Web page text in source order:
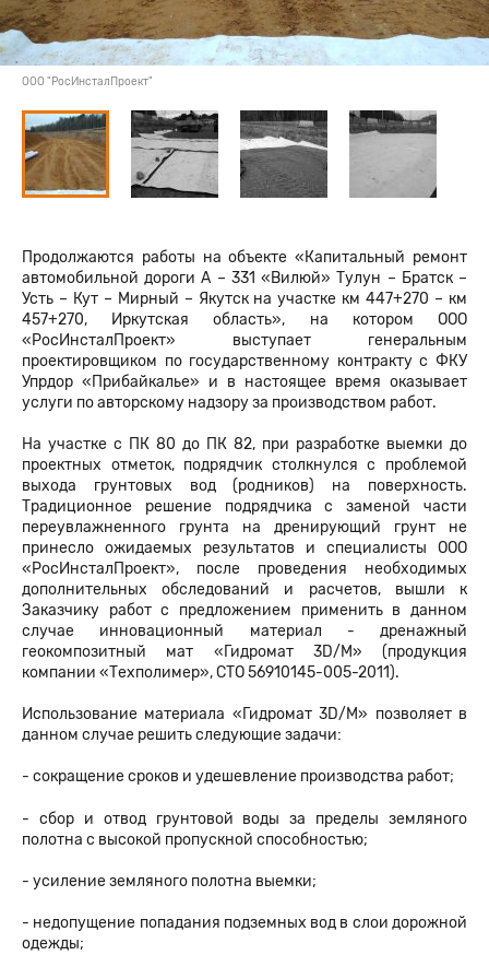
ООО "РосИнсталПроект"
Продолжаются работы на объекте «Капитальный ремонт
автомобильной дороги А – 331 «Вилюй» Тулун – Братск –
Усть – Кут – Мирный – Якутск на участке км 447+270 – км
457+270, Иркутская область», на котором ООО
«РосИнсталПроект» выступает генеральным
проектировщиком по государственному контракту с ФКУ
Упрдор «Прибайкалье» и в настоящее время оказывает
услуги по авторскому надзору за производством работ.
На участке с ПК 80 до ПК 82, при разработке выемки до
проектных отметок, подрядчик столкнулся с проблемой
выхода грунтовых вод (родников) на поверхность.
Традиционное решение подрядчика с заменой части
переувлажненного грунта на дренирующий грунт не
принесло ожидаемых результатов и специалисты ООО
«РосИнсталПроект», после проведения необходимых
дополнительных обследований и расчетов, вышли к
Заказчику работ с предложением применить в данном
случае инновационный материал - дренажный
геокомпозитный мат «Гидромат 3D/М» (продукция
компании «Техполимер», СТО 56910145-005-2011).
Использование материала «Гидромат 3D/М» позволяет в
данном случае решить следующие задачи:
- сокращение сроков и удешевление производства работ;
- сбор и отвод грунтовой воды за пределы земляного
полотна с высокой пропускной способностью;
- усиление земляного полотна выемки;
- недопущение попадания подземных вод в слои дорожной
одежды;